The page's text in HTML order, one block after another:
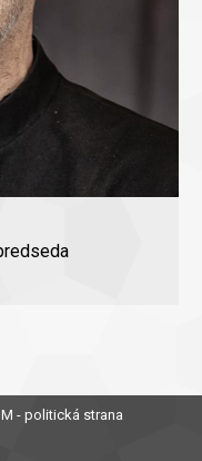
- politická strana